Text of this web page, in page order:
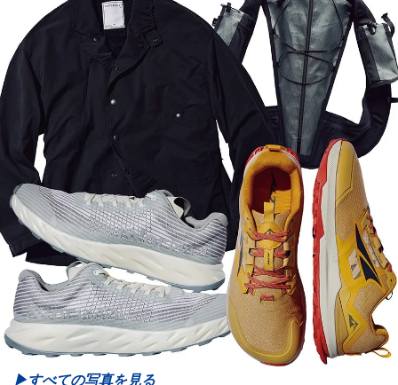
▶︎すべての写真を見る